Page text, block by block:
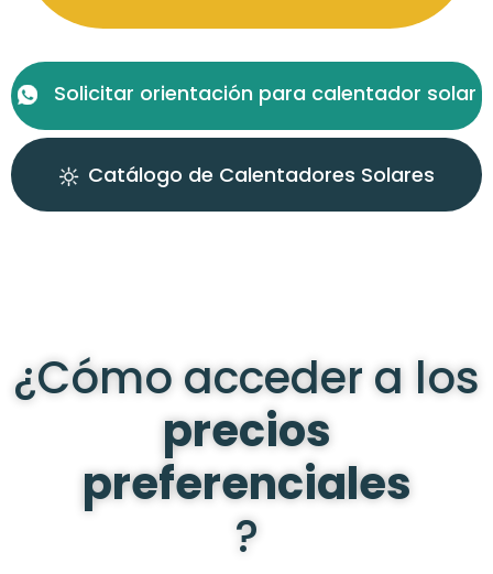
Solicitar orientación para calentador solar
Catálogo de Calentadores Solares
¿Cómo acceder a los
precios
preferenciales
?